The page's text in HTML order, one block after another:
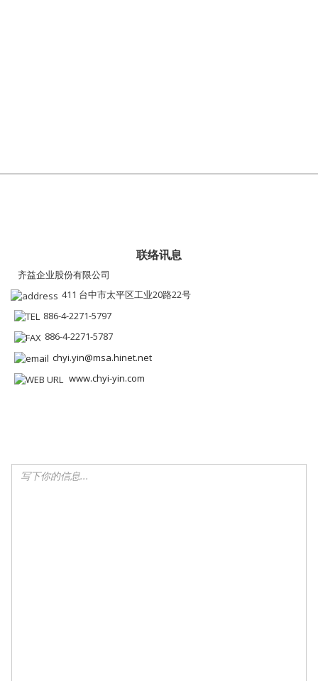
联络讯息
齐益企业股份有限公司
411 台中市太平区工业20路22号
886-4-2271-5797
886-4-2271-5787
chyi.yin@msa.hinet.net
www.chyi-yin.com